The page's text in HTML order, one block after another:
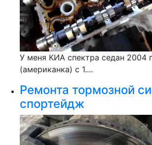
У меня КИА спектра седан 2004
(американка) с 1....
Ремонта тормозной
спортейдж